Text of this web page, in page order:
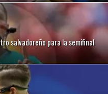
salvadoreño para la semifinal